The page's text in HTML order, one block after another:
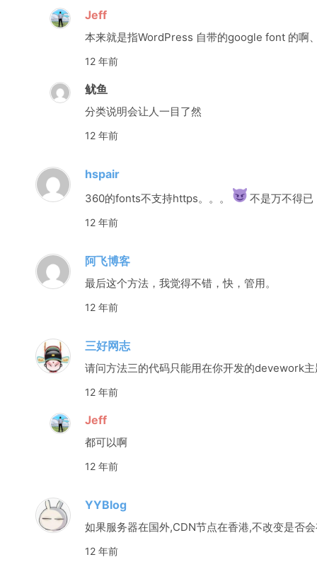
Jeff
本来就是指WordPress 自带的google font 的啊
12 年前
鱿鱼
分类说明会让人一目了然
12 年前
hspair
360的fonts不支持https。。。 不是万不得
12 年前
阿飞博客
最后这个方法，我觉得不错，快，管用。
12 年前
三好网志
请问方法三的代码只能用在你开发的devework
12 年前
Jeff
都可以啊
12 年前
YYBlog
如果服务器在国外,CDN节点在香港,不改变是否
12 年前